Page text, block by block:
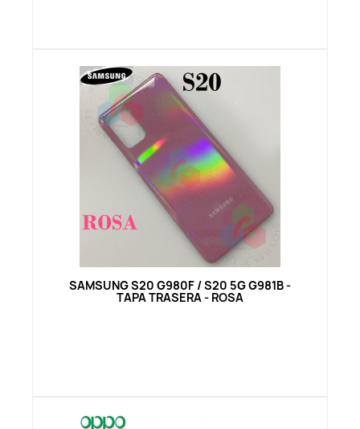
Vista rápida
SAMSUNG S20 G980F / S20 5G G981B -
TAPA TRASERA - ROSA